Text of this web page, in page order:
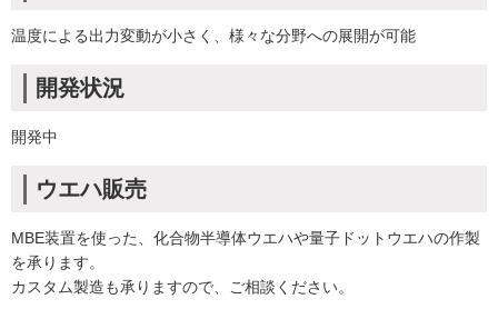
温度による出力変動が小さく、様々な分野への展開が可能
開発状況
開発中
ウエハ販売
MBE装置を使った、化合物半導体ウエハや量子ドットウエハの作製
を承ります。
カスタム製造も承りますので、ご相談ください。